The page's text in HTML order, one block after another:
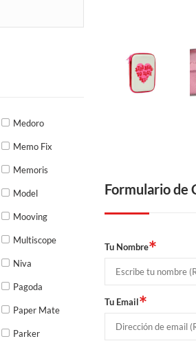
Medoro
Memo Fix
Memoris
Model
Mooving
Multiscope
Niva
Pagoda
Paper Mate
Parker
Formulario de
Tu Nombre*
Tu Email*